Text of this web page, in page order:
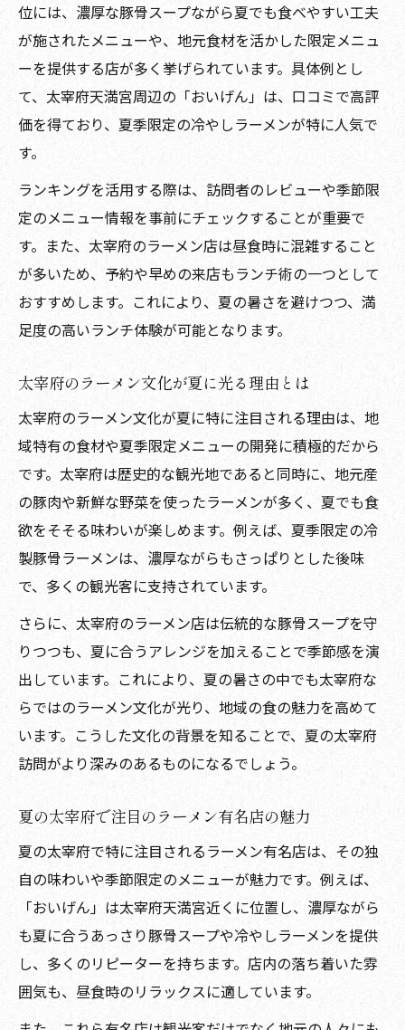
太宰府で夏向きラーメンを選ぶポイント徹
底解説
さっぱり系から濃厚系まで夏の太宰府ラー
メン特集
太宰府ラーメンランキングで夏に食べたい
夏の暑さに負けない太宰府ラーメンの魅力
とは
太宰府で安い夏ラーメンをお得に味わう方
法
太宰府で夏に人気のラーメンを選ぶ秘訣
ラーメンランキングを活用した夏の太宰府
店探し
有名店の夏限定ラーメンに注目するコツ
暑い日にぴったりな太宰府ラーメンの探し
方
太宰府のラーメン安い店で夏を楽しむポイ
ント
位には、濃厚な豚骨スープながら夏でも食べやすい工夫
が施されたメニューや、地元食材を活かした限定メニュ
ーを提供する店が多く挙げられています。具体例とし
て、太宰府天満宮周辺の「おいげん」は、口コミで高評
価を得ており、夏季限定の冷やしラーメンが特に人気で
す。
ランキングを活用する際は、訪問者のレビューや季節限
定のメニュー情報を事前にチェックすることが重要で
す。また、太宰府のラーメン店は昼食時に混雑すること
が多いため、予約や早めの来店もランチ術の一つとして
おすすめします。これにより、夏の暑さを避けつつ、満
足度の高いランチ体験が可能となります。
太宰府のラーメン文化が夏に光る理由とは
太宰府のラーメン文化が夏に特に注目される理由は、地
域特有の食材や夏季限定メニューの開発に積極的だから
です。太宰府は歴史的な観光地であると同時に、地元産
の豚肉や新鮮な野菜を使ったラーメンが多く、夏でも食
欲をそそる味わいが楽しめます。例えば、夏季限定の冷
製豚骨ラーメンは、濃厚ながらもさっぱりとした後味
で、多くの観光客に支持されています。
さらに、太宰府のラーメン店は伝統的な豚骨スープを守
りつつも、夏に合うアレンジを加えることで季節感を演
出しています。これにより、夏の暑さの中でも太宰府な
らではのラーメン文化が光り、地域の食の魅力を高めて
います。こうした文化の背景を知ることで、夏の太宰府
訪問がより深みのあるものになるでしょう。
夏の太宰府で注目のラーメン有名店の魅力
夏の太宰府で特に注目されるラーメン有名店は、その独
自の味わいや季節限定のメニューが魅力です。例えば、
「おいげん」は太宰府天満宮近くに位置し、濃厚ながら
も夏に合うあっさり豚骨スープや冷やしラーメンを提供
し、多くのリピーターを持ちます。店内の落ち着いた雰
囲気も、昼食時のリラックスに適しています。